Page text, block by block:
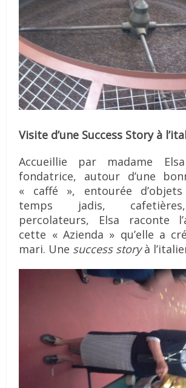
Visite d’une Success Story à
Accueillie par madame
fondatrice, autour d’une
« caffé », entourée
temps jadis,
percolateurs, Elsa raconte
cette « Azienda » qu’elle a
mari. Une success storyà